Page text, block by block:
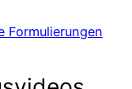
Formulierungen